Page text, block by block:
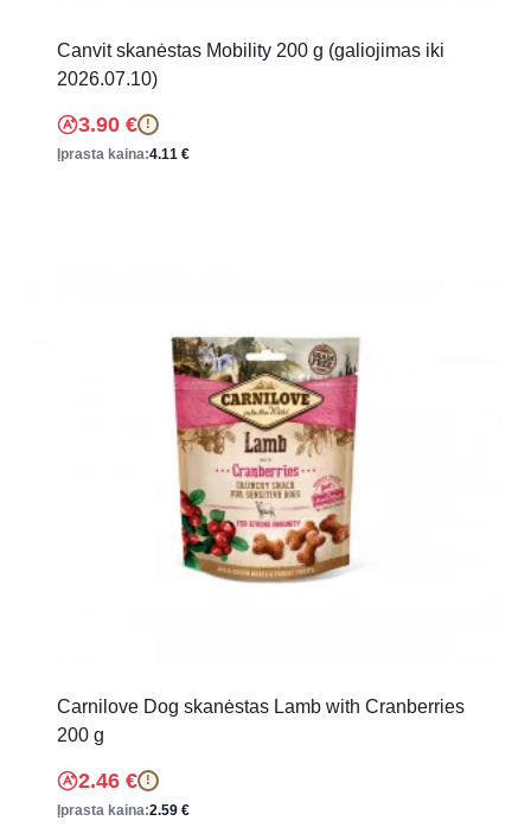
Canvit skanėstas Mobility 200 g (galiojimas iki
2026.07.10)
3.90 € !
Įprasta kaina:4.11 €
Carnilove Dog skanėstas Lamb with Cranberries
200 g
2.46 € !
Įprasta kaina:2.59 €